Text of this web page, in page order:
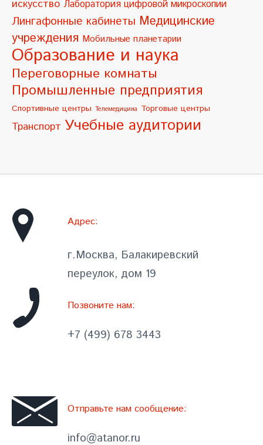
:искусство Лаборатория цифровой микроскопии
Лингафонные кабинеты Медицинские
учреждения Мобильные планетарии
Образование и наука
Переговорные комнаты
Промышленные предприятия
Спортивные центры Телемедицина Торговые центры
Транспорт Учебные аудитории
Адрес:
г.Москва, Балакиревский
переулок, дом 19
Позвоните нам:
+7 (499) 678 3443
Отправьте нам сообщение:
info@atanor.ru